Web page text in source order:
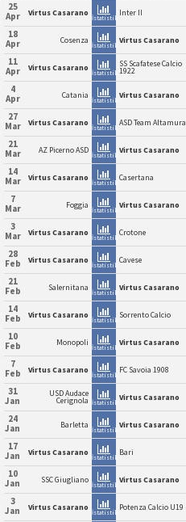
25
Apr
Virtus Casarano
İstatistik
Inter II
18
Apr
Cosenza
İstatistik
Virtus Casarano
11
Apr
Virtus Casarano
İstatistik
SS Scafatese Calcio
1922
4
Apr
Catania
İstatistik
Virtus Casarano
27
Mar
Virtus Casarano
İstatistik
ASD Team Altamura
21
Mar
AZ Picerno ASD
İstatistik
Virtus Casarano
14
Mar
Virtus Casarano
İstatistik
Casertana
7
Mar
Foggia
İstatistik
Virtus Casarano
3
Mar
Virtus Casarano
İstatistik
Crotone
28
Feb
Virtus Casarano
İstatistik
Cavese
21
Feb
Salernitana
İstatistik
Virtus Casarano
14
Feb
Virtus Casarano
İstatistik
Sorrento Calcio
10
Feb
Monopoli
İstatistik
Virtus Casarano
7
Feb
Virtus Casarano
İstatistik
FC Savoia 1908
31
Jan
USD Audace
Cerignola İstatistik
Virtus Casarano
24
Jan
Barletta
İstatistik
Virtus Casarano
17
Jan
Virtus Casarano
İstatistik
Bari
10
Jan
SSC Giugliano
İstatistik
Virtus Casarano
3
Jan
Virtus Casarano
İstatistik
Potenza Calcio U19